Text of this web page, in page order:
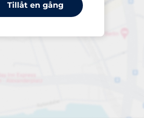
Tillåt en gång